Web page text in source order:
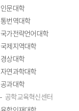
인문대학
통번역대학
국가전략언어대학
국제지역대학
경상대학
자연과학대학
공과대학
공학교육혁신센터